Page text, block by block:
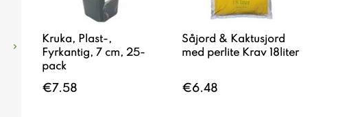
Kruka, Plast-,
Fyrkantig, 7 cm, 25-
pack
€7.58
Såjord & Kaktusjord
med perlite Krav 18liter
€6.48